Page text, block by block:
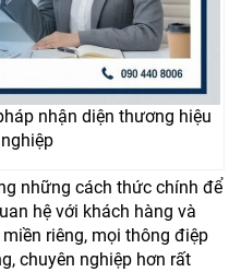
nhận diện thương hiệu
những cách thức chính để
hệ với khách hàng và
riêng, mọi thông điệp
chuyên nghiệp hơn rất